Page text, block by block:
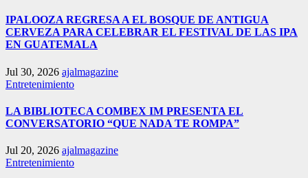
IPALOOZA REGRESA A EL BOSQUE DE ANTIGUA
CERVEZA PARA CELEBRAR EL FESTIVAL DE LAS IPA
EN GUATEMALA
Jul 30, 2026 ajalmagazine
Entretenimiento
LA BIBLIOTECA COMBEX IM PRESENTA EL
CONVERSATORIO “QUE NADA TE ROMPA”
Jul 20, 2026 ajalmagazine
Entretenimiento